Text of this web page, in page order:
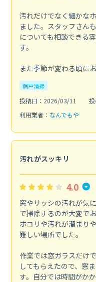
汚れだけでなく細かな
ました。スタッフさん
についても相談できる
す。
また季節が変わる頃に
網戸清掃
投稿日：2026/03/11
利用業者： なんでもや
汚れがスッキリ
4.0
窓やサッシの汚れが気
で掃除するのが大変で
ホコリや汚れが溜まり
難しい場所でした。
作業では窓ガラスだけ
してもらえたので、窓
す。自分では時間がか